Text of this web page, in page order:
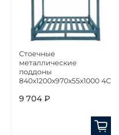
Стоечные
металлические
поддоны
840x1200x970x55x1000 4С
9 704 ₽